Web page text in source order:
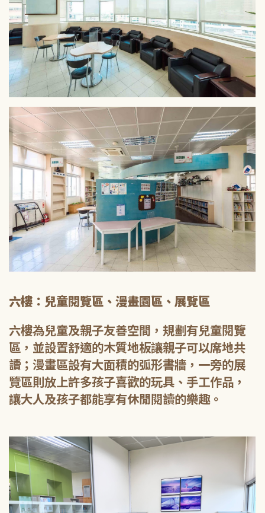
六樓：兒童閱覽區、漫畫園區、展覽區
六樓為兒童及親子友善空間，規劃有兒童閱覽
區，並設置舒適的木質地板讓親子可以席地共
讀；漫畫區設有大面積的弧形書牆，一旁的展
覽區則放上許多孩子喜歡的玩具、手工作品，
讓大人及孩子都能享有休閒閱讀的樂趣。